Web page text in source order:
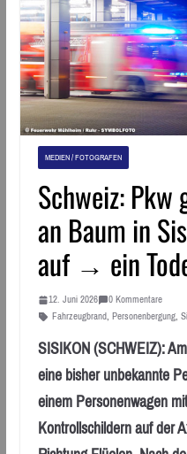
MEDIEN / FOTOGRAFEN
Schweiz: Pkw
an Baum in
auf → ein
12. Juni 2026
0 Kommentare
Fahrzeugbrand, Personenbergung,
SISIKON (SCHWEIZ):
eine bisher unbekannte
einem Personenwagen
Kontrollschildern auf der